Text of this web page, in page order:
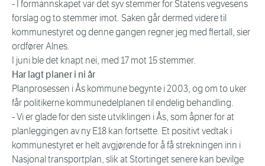
- I formannskapet var det syv stemmer for Statens vegvesens
forslag og to stemmer imot. Saken går dermed videre til
kommunestyret og denne gangen regner jeg med flertall, sier
ordfører Alnes.
I juni ble det knapt nei, med 17 mot 15 stemmer.
Har lagt planer i ni år
Planprosessen i Ås kommune begynte i 2003, og om to uker
får politikerne kommunedelplanen til endelig behandling.
- Vi er glade for den siste utviklingen i Ås, som åpner for at
planleggingen av ny E18 kan fortsette. Et positivt vedtak i
kommunestyret er helt avgjørende for å få strekningen inn i
Nasjonal transportplan, slik at Stortinget senere kan bevilge